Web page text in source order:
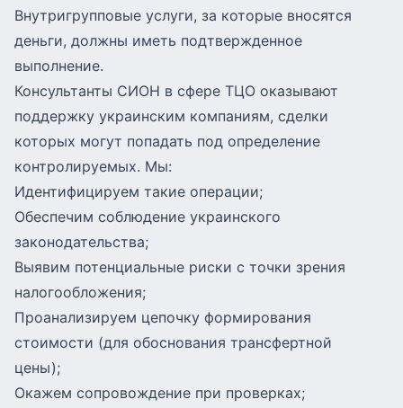
Внутригрупповые услуги, за которые вносятся
деньги, должны иметь подтвержденное
выполнение.
Консультанты СИОН в сфере ТЦО оказывают
поддержку украинским компаниям, сделки
которых могут попадать под определение
контролируемых. Мы:
Идентифицируем такие операции;
Обеспечим соблюдение украинского
законодательства;
Выявим потенциальные риски с точки зрения
налогообложения;
Проанализируем цепочку формирования
стоимости (для обоснования трансфертной
цены);
Окажем сопровождение при проверках;